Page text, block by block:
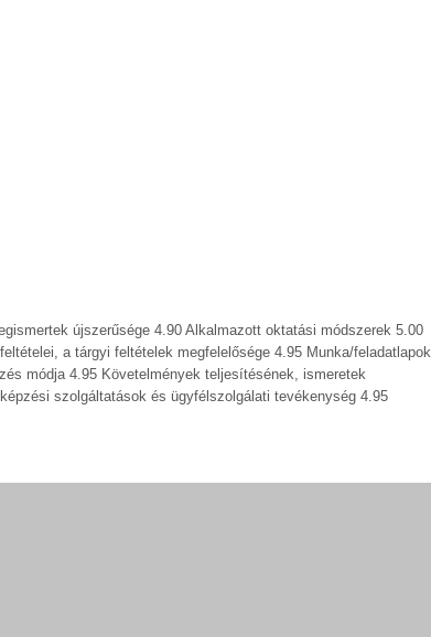
újszerűsége 4.90 Alkalmazott oktatási módszerek 5.00
a tárgyi feltételek megfelelősége 4.95 Munka/feladatlapok,
módja 4.95 Követelmények teljesítésének, ismeretek
szolgáltatások és ügyfélszolgálati tevékenység 4.95